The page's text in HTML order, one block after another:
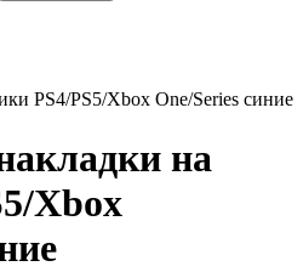
PS4/PS5/Xbox One/Series синие
на
Xbox